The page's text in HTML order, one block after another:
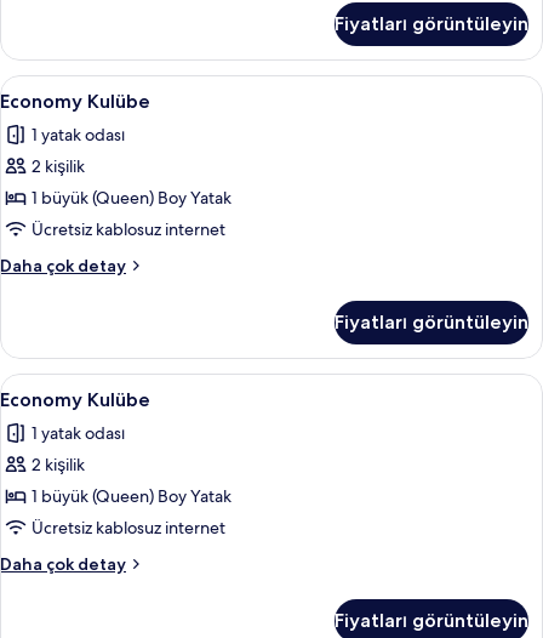
hakkında
daha
fazla
Fiyatları görüntüleyin
Economy
Kulübe
için
tüm
fotoğrafları
görün
Economy Kulübe | Ütü/ütü masası,
5
Economy Kulübe
1 yatak odası
2 kişilik
1 büyük (Queen) Boy Yatak
Ücretsiz kablosuz internet
Daha çok detay
Economy
fazla
detay
Fiyatları görüntüleyin
Economy
Kulübe
için
tüm
fotoğrafları
görün
Ütü/ütü masası, ücretsiz kablosuz
5
Economy Kulübe
1 yatak odası
2 kişilik
1 büyük (Queen) Boy Yatak
Ücretsiz kablosuz internet
Daha çok detay
Economy
Fiyatları görüntüleyin